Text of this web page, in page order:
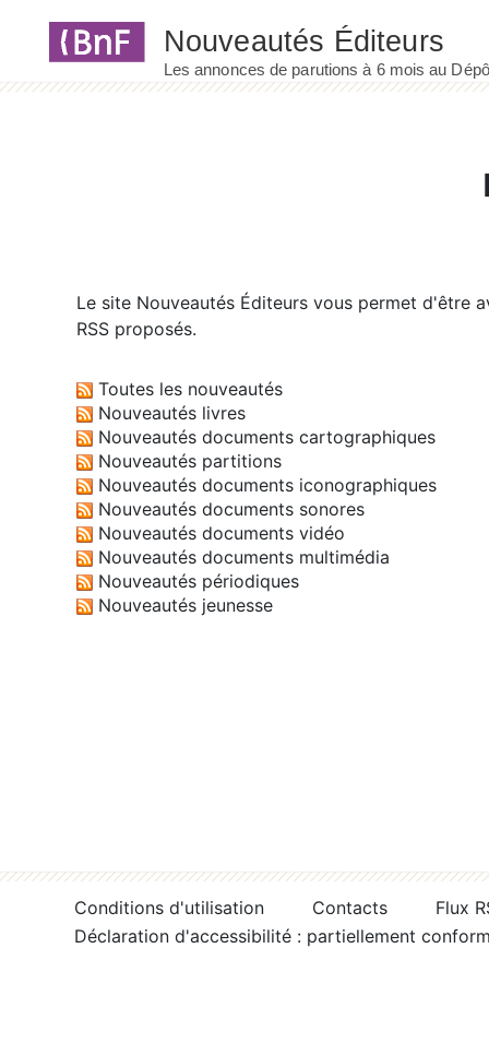
Le site Nouveautés Éditeurs vous permet d'être
RSS proposés.
Toutes les nouveautés
Nouveautés livres
Nouveautés documents cartographiques
Nouveautés partitions
Nouveautés documents iconographiques
Nouveautés documents sonores
Nouveautés documents vidéo
Nouveautés documents multimédia
Nouveautés périodiques
Nouveautés jeunesse
Conditions d'utilisation Contacts
Flux
Déclaration d'accessibilité : partiellement